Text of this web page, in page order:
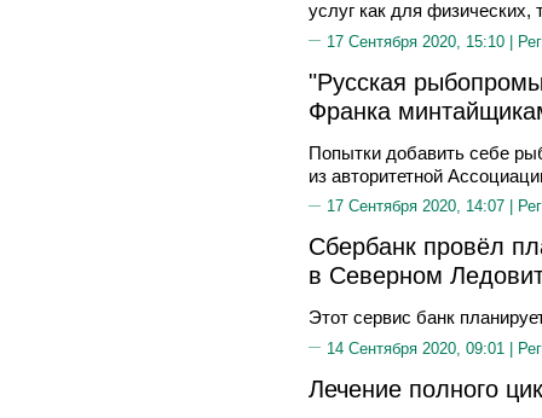
услуг как для
17 Сентября 2020, 15:10 |
"Русская
Франка
Попытки добавить себе
из авторитетной
17 Сентября 2020, 14:07 |
Сбербанк провёл
в Северном
Этот сервис банк
14 Сентября 2020, 09:01 |
Лечение полного